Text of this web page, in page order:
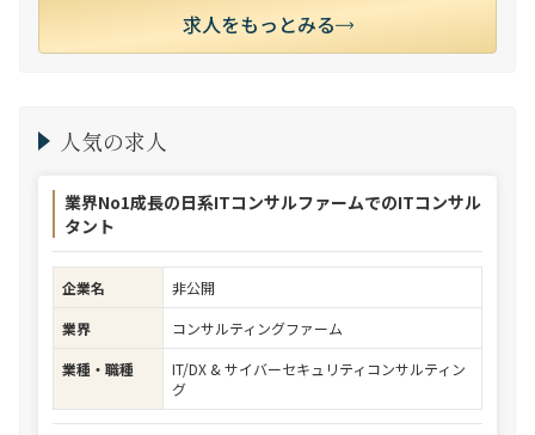
求人をもっとみる
人気の求人
業界No1成長の日系ITコンサルファームでのITコンサル
タント
企業名
非公開
業界
コンサルティングファーム
業種・職種
IT/DX & サイバーセキュリティコンサルティン
グ